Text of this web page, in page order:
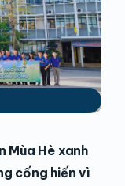
Mùa Hè xanh
cống hiến vì